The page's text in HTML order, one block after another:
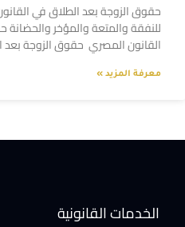
للنفقة والمتعة والمؤخر
القانون المصري حقوق الزوجة بعد
معرفة المزيد »
الخدمات القانونية